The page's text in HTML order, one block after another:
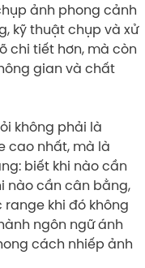
ảnh phong cảnh
kỹ thuật chụp và xử
chi tiết hơn, mà còn
gian và chất
không phải là
cao nhất, mà là
biết khi nào cần
nào cần cân bằng,
khi đó không
ngôn ngữ ánh
cách nhiếp ảnh